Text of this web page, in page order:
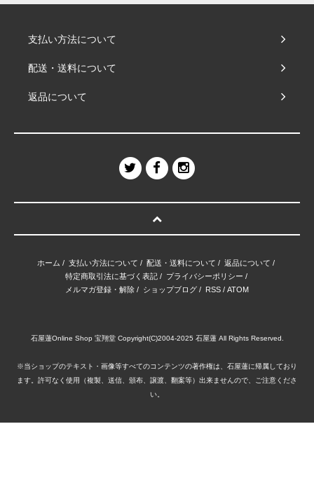
支払い方法について
配送・送料について
返品について
ホーム / 支払い方法について / 配送・送料について / 返品について /
特定商取引法に基づく表記/ プライバシーポリシー /
メルマガ登録・解除 / ショップブログ / RSS / ATOM
石屋蓮Online Shop 宝翔堂 Copyright(C)2004-2025 石屋蓮 All Rights Reserved.
※当ショップのテキスト・画像等すべてのコンテンツの著作権は、石屋蓮に帰属しており
ます。許可なく使用（複製、送信、頒布、譲渡、翻案等）出来ませんので、ご注意くださ
い。